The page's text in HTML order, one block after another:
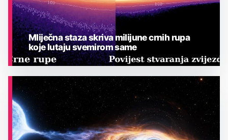
ASTRONOMIJA
Mliječna staza skriva milijune crnih rupa
koje lutaju svemirom same